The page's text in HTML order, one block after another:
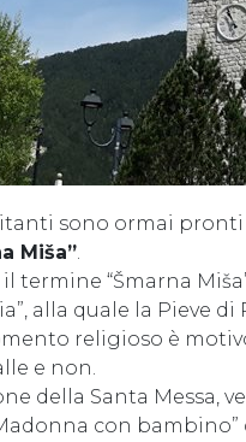
sono ormai
Miša”.
termine “Šmarna
alla quale la Pieve
religioso è
e non.
della Santa Messa,
con bambino”